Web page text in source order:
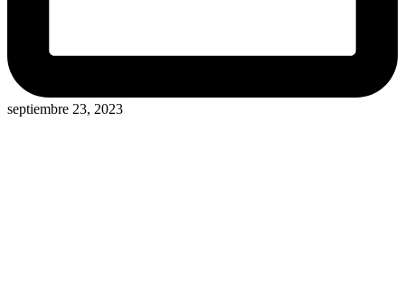
septiembre 23, 2023